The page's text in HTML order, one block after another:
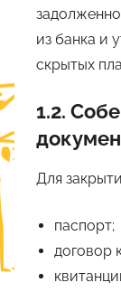
из банка и
скрытых
1.2.
Для
паспорт;
договор